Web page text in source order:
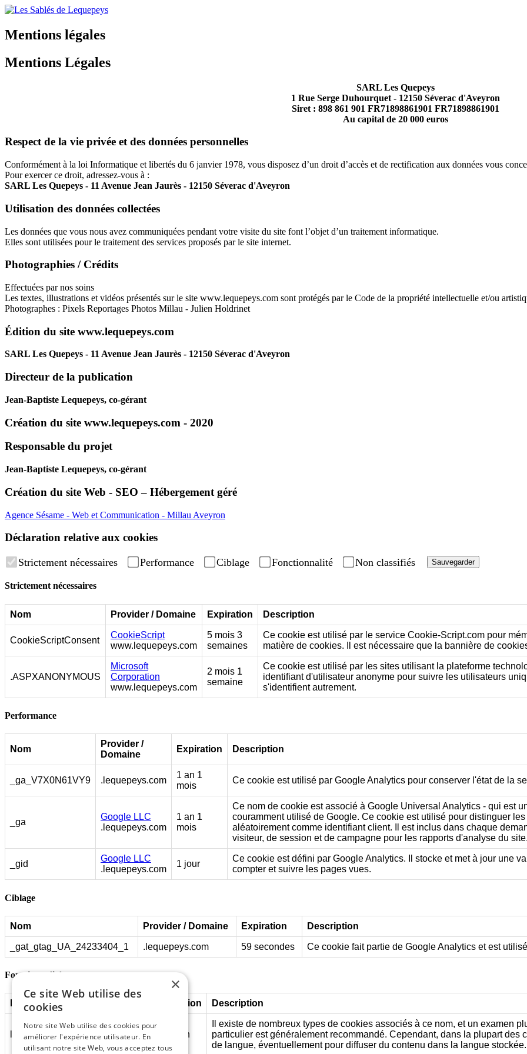
Mentions légales
Mentions Légales
SARL Les Quepeys
1 Rue Serge Duhourquet - 12150 Séverac d'Aveyron
Siret : 898 861 901 FR71898861901 FR71898861901
Au capital de 20 000 euros
Respect de la vie privée et des données personnelles
Conformément à la loi Informatique et libertés du 6 janvier 1978, vous disposez d’un droit d’accès et de rectification aux données vous
Pour exercer ce droit, adressez-vous à :
SARL Les Quepeys - 11 Avenue Jean Jaurès - 12150 Séverac d'Aveyron
Utilisation des données collectées
Les données que vous nous avez communiquées pendant votre visite du site font l’objet d’un traitement informatique.
Elles sont utilisées pour le traitement des services proposés par le site internet.
Photographies / Crédits
Effectuées par nos soins
Les textes, illustrations et vidéos présentés sur le site www.lequepeys.com sont protégés par le Code de la propriété intellectuelle et/ou
Photographes : Pixels Reportages Photos Millau - Julien Holdrinet
Édition du site www.lequepeys.com
SARL Les Quepeys - 11 Avenue Jean Jaurès - 12150 Séverac d'Aveyron
Directeur de la publication
Jean-Baptiste Lequepeys, co-gérant
Création du site www.lequepeys.com - 2020
Responsable du projet
Jean-Baptiste Lequepeys, co-gérant
Création du site Web - SEO – Hébergement géré
Agence Sésame - Web et Communication - Millau Aveyron
Déclaration relative aux cookies
Strictement nécessaires Performance Ciblage Fonctionnalité Non classifiés Sauvegarder
Strictement nécessaires
Nom Provider / Domaine Expiration Description
CookieScriptConsent
CookieScript
www.lequepeys.com
5 mois 3
semaines
Ce cookie est utilisé par le service Cookie-Script.com pour
matière de cookies. Il est nécessaire que la bannière de
.ASPXANONYMOUS
Microsoft
Corporation
www.lequepeys.com
2 mois 1
semaine
Ce cookie est utilisé par les sites utilisant la plateforme
identifiant d'utilisateur anonyme pour suivre les utilisateurs
s'identifient autrement.
Performance
Nom
Provider /
Domaine
Expiration Description
_ga_V7X0N61VY9 .lequepeys.com
1 an 1
mois
Ce cookie est utilisé par Google Analytics pour conserver l'état de la
_ga
Google LLC
.lequepeys.com
1 an 1
mois
Ce nom de cookie est associé à Google Universal Analytics - qui est
couramment utilisé de Google. Ce cookie est utilisé pour distinguer
aléatoirement comme identifiant client. Il est inclus dans chaque
visiteur, de session et de campagne pour les rapports d'analyse du
_gid
Google LLC
.lequepeys.com
1 jour
Ce cookie est défini par Google Analytics. Il stocke et met à jour une
compter et suivre les pages vues.
Ciblage
Nom Provider / Domaine Expiration Description
_gat_gtag_UA_24233404_1 .lequepeys.com 59 secondes Ce cookie fait partie de Google Analytics et est
Fonctionnalité
Nom Provider / Domaine Expiration Description
language www.lequepeys.com Session
Il existe de nombreux types de cookies associés à ce nom, et un examen
particulier est généralement recommandé. Cependant, dans la plupart
de langue, éventuellement pour diffuser du contenu dans la langue
×
Ce site Web utilise des
cookies
Notre site Web utilise des cookies pour
améliorer l'expérience utilisateur. En
utilisant notre site Web, vous acceptez tous